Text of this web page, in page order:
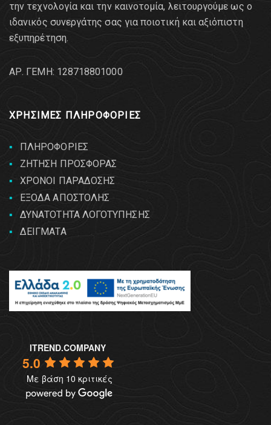
την τεχνολογία και την καινοτομία, λειτουργούμε ως ο
ιδανικός συνεργάτης σας για ποιοτική και αξιόπιστη
εξυπηρέτηση.
AΡ. ΓΕΜΗ: 128718801000
ΧΡΗΣΙΜΕΣ ΠΛΗΡΟΦΟΡΙΕΣ
ΠΛΗΡΟΦΟΡΙΕΣ
ΖΗΤΗΣΗ ΠΡΟΣΦΟΡΑΣ
ΧΡΟΝΟΙ ΠΑΡΑΔΟΣΗΣ
ΕΞΟΔΑ ΑΠΟΣΤΟΛΗΣ
ΔΥΝΑΤΟΤΗΤΑ ΛΟΓΟΤΥΠΗΣΗΣ
ΔΕΙΓΜΑΤΑ
ITREND.COMPANY
5.0
Με βάση 10 κριτικές